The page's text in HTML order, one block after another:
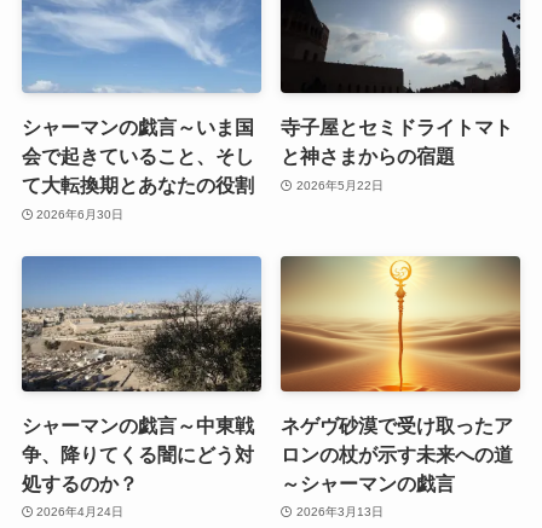
シャーマンの戯言～いま国
会で起きていること、そし
て大転換期とあなたの役割
2026年6月30日
寺子屋とセミドライトマト
と神さまからの宿題
2026年5月22日
シャーマンの戯言～中東戦
争、降りてくる闇にどう対
処するのか？
2026年4月24日
ネゲヴ砂漠で受け取ったア
ロンの杖が示す未来への道
～シャーマンの戯言
2026年3月13日